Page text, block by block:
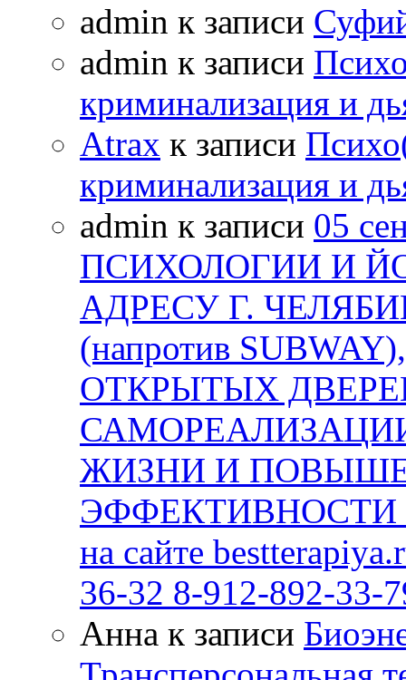
admin к записи
admin к записи
криминализация и
Atrax к записи
криминализация и
admin к записи 05
ПСИХОЛОГИИ И
АДРЕСУ Г.
(напротив
ОТКРЫТЫХ
ЖИЗНИ И
ЭФФЕКТИВНОСТИ
на сайте
36-32 8-912-892-33-
Анна к записи